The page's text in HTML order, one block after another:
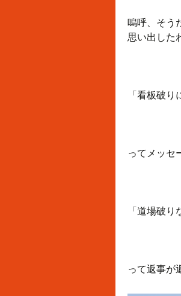
嗚呼、そう
思い出した
「看板破り
ってメッセ
「道場破り
って返事が